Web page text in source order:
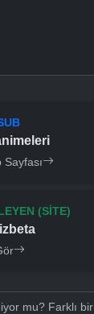
Sayfası
(SITE)
mu? Farklı